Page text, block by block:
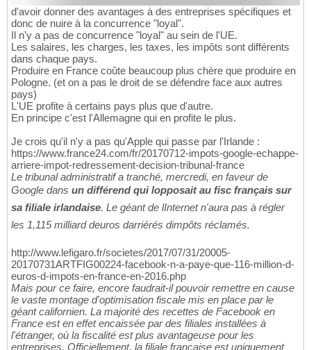
d'avoir donner des avantages à des entreprises spécifiques et
donc de nuire à la concurrence "loyal".
Il n'y a pas de concurrence "loyal" au sein de l'UE.
Les salaires, les charges, les taxes, les impôts sont différents
dans chaque pays.
Produire en France coûte beaucoup plus chère que produire en
Pologne. (et on a pas le droit de se défendre face aux autres
pays)
L'UE profite à certains pays plus que d'autre.
En principe c'est l'Allemagne qui en profite le plus.
Je crois qu'il n'y a pas qu'Apple qui passe par l'Irlande :
https://www.france24.com/fr/20170712-impots-google-echappe-
arriere-impot-redressement-decision-tribunal-france
Le tribunal administratif a tranché, mercredi, en faveur de
Google dans un différend qui lopposait au fisc français sur
sa filiale irlandaise. Le géant de lInternet n'aura pas à régler
les 1,115 milliard deuros darriérés dimpôts réclamés.
http://www.lefigaro.fr/societes/2017/07/31/20005-
20170731ARTFIG00224-facebook-n-a-paye-que-116-million-d-
euros-d-impots-en-france-en-2016.php
Mais pour ce faire, encore faudrait-il pouvoir remettre en cause
le vaste montage d'optimisation fiscale mis en place par le
géant californien. La majorité des recettes de Facebook en
France est en effet encaissée par des filiales installées à
l'étranger, où la fiscalité est plus avantageuse pour les
entreprises. Officiellement, la filiale française est uniquement